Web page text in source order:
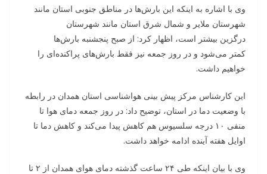
وی با اشاره به اینکه این بارش‌ها در مناطق جنوبی استان مانند
شهرستان ملایر و شمال شرق استان مانند شهرستان
درگزین بیشتر است، اظهار کرد: از صبح پنجشنبه بارش‌ها
کمتر می‌شود و در روز جمعه نیز فقط بارش‌های پراکنده‌ای را
خواهیم داشت.
این کارشناس مرکز پیش بینی هواشناسی استان همدان در رابطه
با وضعیت دما در استان، توضیح داد: در روز جمعه دمای هوا تا
منفی ۱۰ درجه سلسیوس هم کاهش پیدا می‌کند و کاهش دما تا
اوایل هفته آینده ادامه خواهد داشت.
وی با بیان اینکه طی ۲۴ ساعت گذشته دمای هوای همدان از ۲ تا